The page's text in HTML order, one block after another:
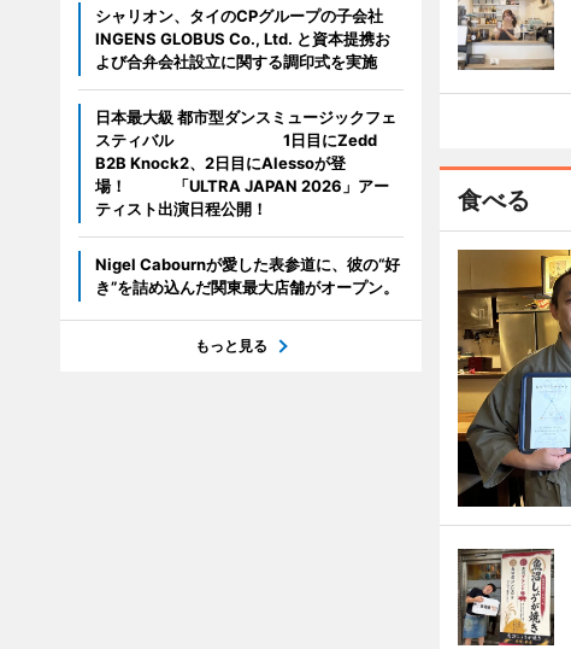
食べる
シャリオン、タイのCPグループの子会社
INGENS GLOBUS Co., Ltd. と資本提携お
よび合弁会社設立に関する調印式を実施
日本最大級 都市型ダンスミュージックフェ
スティバル 1日目にZedd
B2B Knock2、2日目にAlessoが登
場！ 「ULTRA JAPAN 2026」アー
ティスト出演日程公開！
Nigel Cabournが愛した表参道に、彼の“好
き”を詰め込んだ関東最大店舗がオープン。
もっと見る